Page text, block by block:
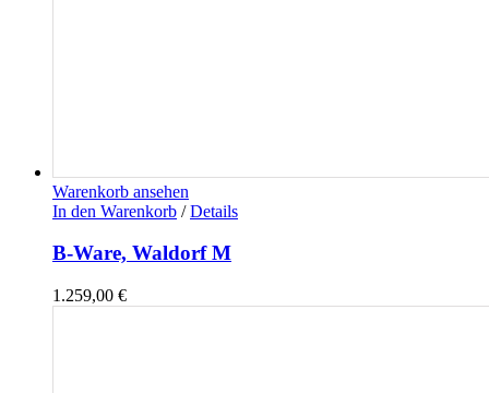
Warenkorb ansehen
In den Warenkorb / Details
B-Ware, Waldorf M
1.259,00 €